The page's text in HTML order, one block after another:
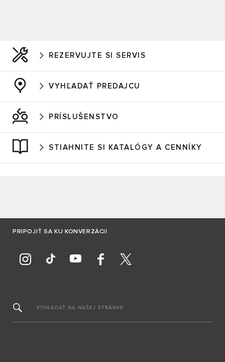
REZERVUJTE SI SERVIS
VYHĽADAŤ PREDAJCU
PRÍSLUŠENSTVO
STIAHNITE SI KATALÓGY A CENNÍKY
PRIPOJIŤ SA KU KONVERZÁCII
VYHĽADAŤ NA NAŠEJ STRÁNKE